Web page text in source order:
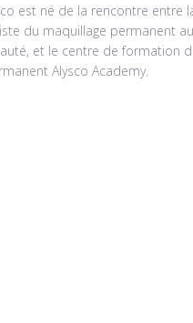
est né de la rencontre entre
du maquillage permanent
et le centre de formation
Alysco Academy.